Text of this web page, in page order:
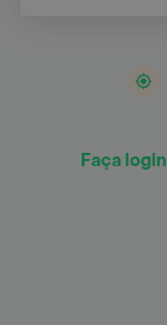
Faça login